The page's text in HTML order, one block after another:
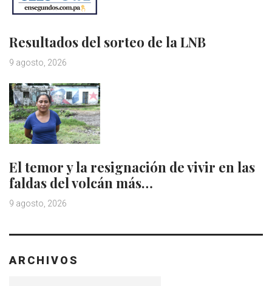
Resultados del sorteo de la LNB
9 agosto, 2026
El temor y la resignación de vivir en las
faldas del volcán más…
9 agosto, 2026
ARCHIVOS